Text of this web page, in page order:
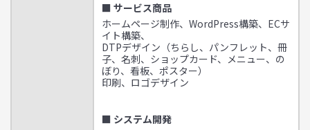
■ サービス商品
ホームページ制作、WordPress構築、ECサ
イト構築、
DTPデザイン（ちらし、パンフレット、冊
子、名刺、ショップカード、メニュー、の
ぼり、看板、ポスター）
印刷、ロゴデザイン
■ システム開発